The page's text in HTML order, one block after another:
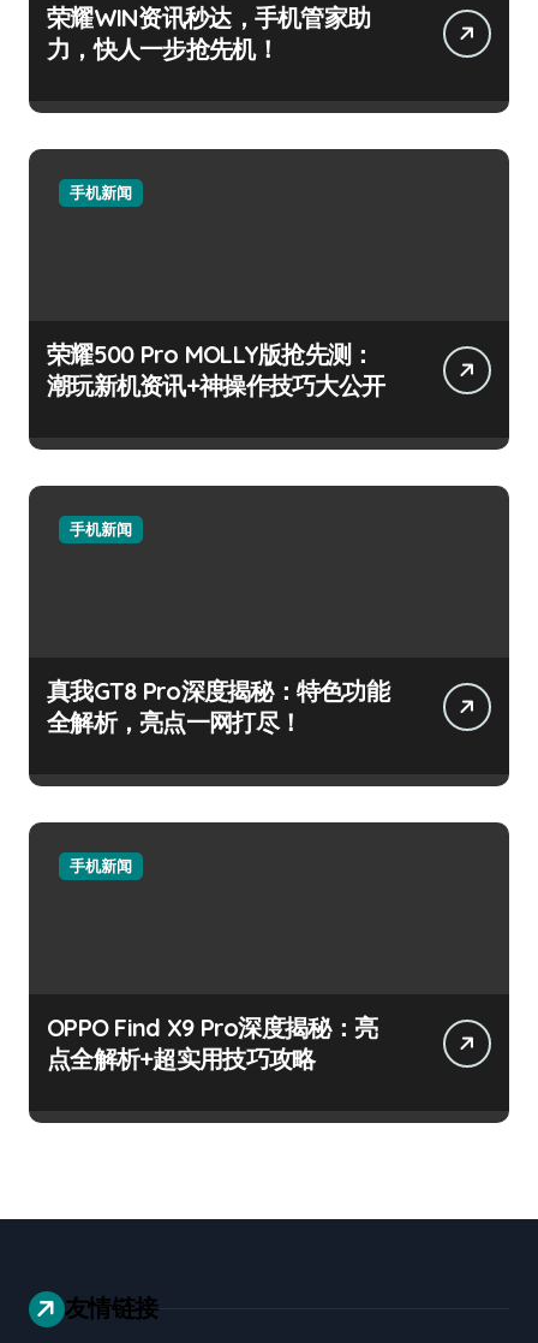
荣耀WIN资讯秒达，手机管家助
力，快人一步抢先机！
手机新闻
荣耀500 Pro MOLLY版抢先测：
潮玩新机资讯+神操作技巧大公开
手机新闻
真我GT8 Pro深度揭秘：特色功能
全解析，亮点一网打尽！
手机新闻
OPPO Find X9 Pro深度揭秘：亮
点全解析+超实用技巧攻略
友情链接